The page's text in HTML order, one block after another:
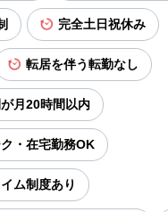
完全土日祝休み
転居を伴う転勤なし
月20時間以内
・在宅勤務OK
ム制度あり